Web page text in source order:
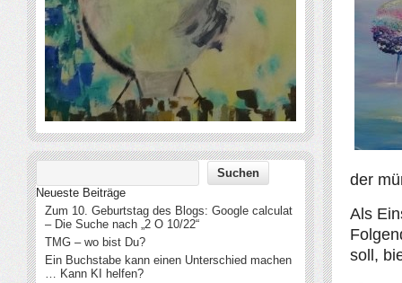
der
Als
soll,
Neueste Beiträge
Zum 10. Geburtstag des Blogs: Google calculat
– Die Suche nach „2 O 10/22“
TMG – wo bist Du?
Ein Buchstabe kann einen Unterschied machen
… Kann KI helfen?